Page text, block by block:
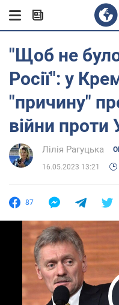
"Щоб не було
Росії": у
"причину"
війни проти
Лілія Рагуцька
16.05.2023 13:21
87